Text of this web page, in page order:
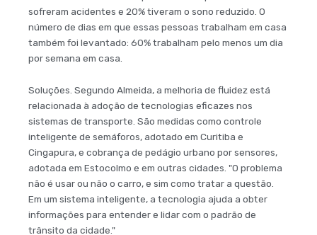
sofreram acidentes e 20% tiveram o sono reduzido. O
número de dias em que essas pessoas trabalham em casa
também foi levantado: 60% trabalham pelo menos um dia
por semana em casa.
Soluções. Segundo Almeida, a melhoria de fluidez está
relacionada à adoção de tecnologias eficazes nos
sistemas de transporte. São medidas como controle
inteligente de semáforos, adotado em Curitiba e
Cingapura, e cobrança de pedágio urbano por sensores,
adotada em Estocolmo e em outras cidades. "O problema
não é usar ou não o carro, e sim como tratar a questão.
Em um sistema inteligente, a tecnologia ajuda a obter
informações para entender e lidar com o padrão de
trânsito da cidade."